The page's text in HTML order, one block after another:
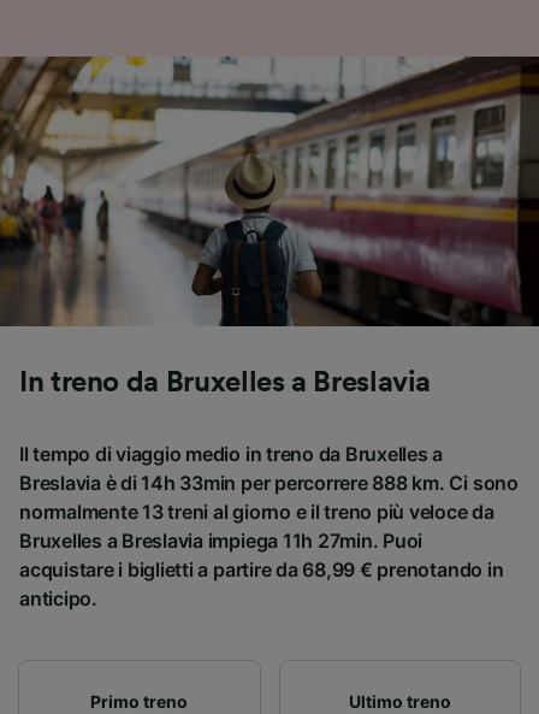
In treno da Bruxelles a Breslavia
Il tempo di viaggio medio in treno da Bruxelles a
Breslavia è di 14h 33min per percorrere 888 km. Ci sono
normalmente 13 treni al giorno e il treno più veloce da
Bruxelles a Breslavia impiega 11h 27min. Puoi
acquistare i biglietti a partire da 68,99 € prenotando in
anticipo.
Primo treno
Ultimo treno